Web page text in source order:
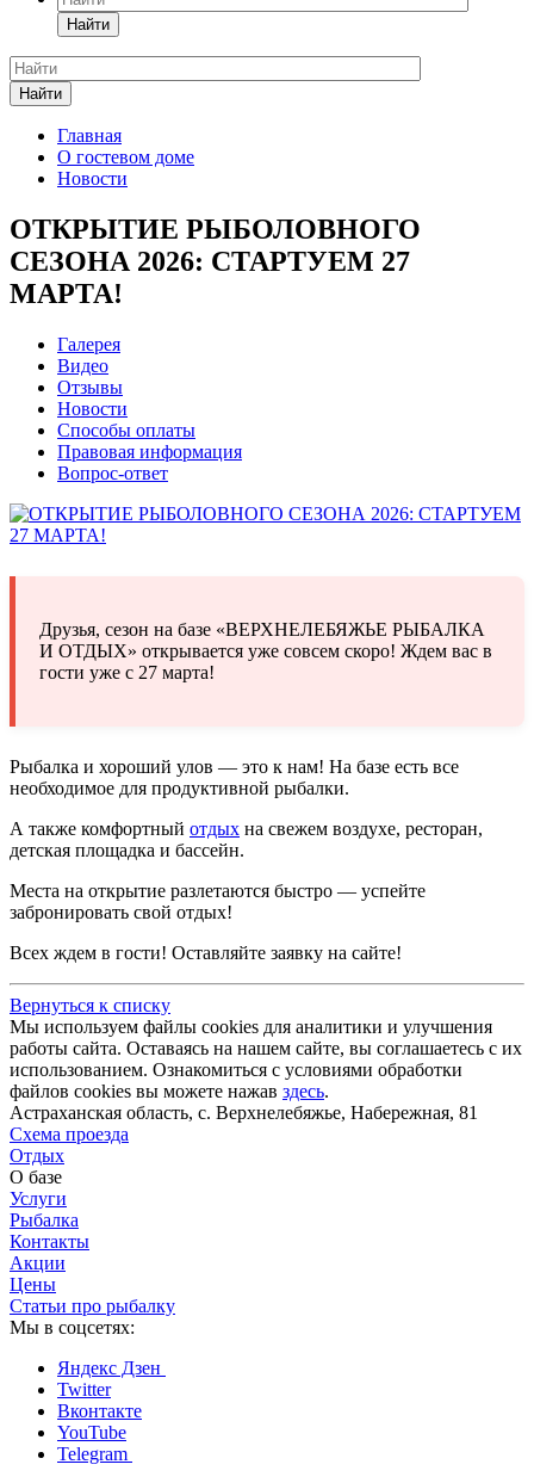
Найти
Найти
Главная
О гостевом доме
Новости
ОТКРЫТИЕ РЫБОЛОВНОГО
СЕЗОНА 2026: СТАРТУЕМ 27
МАРТА!
Галерея
Видео
Отзывы
Новости
Способы оплаты
Правовая информация
Вопрос-ответ
Друзья, сезон на базе «ВЕРХНЕЛЕБЯЖЬЕ РЫБАЛКА
И ОТДЫХ» открывается уже совсем скоро! Ждем вас в
гости уже с 27 марта!
Рыбалка и хороший улов — это к нам! На базе есть все
необходимое для продуктивной рыбалки.
А также комфортный отдых на свежем воздухе, ресторан,
детская площадка и бассейн.
Места на открытие разлетаются быстро — успейте
забронировать свой отдых!
Всех ждем в гости! Оставляйте заявку на сайте!
Вернуться к списку
Мы используем файлы cookies для аналитики и улучшения
работы сайта. Оставаясь на нашем сайте, вы соглашаетесь с их
использованием. Ознакомиться с условиями обработки
файлов cookies вы можете нажав здесь.
Астраханская область, с. Верхнелебяжье, Набережная, 81
Схема проезда
Отдых
О базе
Услуги
Рыбалка
Контакты
Акции
Цены
Статьи про рыбалку
Мы в соцсетях:
Яндекс Дзен
Twitter
Вконтакте
YouTube
Telegram